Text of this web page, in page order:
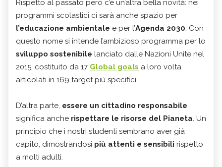
Rispetto al passato però c’è un’altra bella novità: nei
programmi scolastici ci sarà anche spazio per
l’educazione ambientale e per l’Agenda 2030. Con
questo nome si intende l’ambizioso programma per lo
sviluppo sostenibile lanciato dalle Nazioni Unite nel
2015, costituito da 17 Global goals a loro volta
articolati in 169 target più specifici.
D’altra parte, essere un cittadino responsabile
significa anche rispettare le risorse del Pianeta. Un
principio che i nostri studenti sembrano aver già
capito, dimostrandosi più attenti e sensibili rispetto
a molti adulti.